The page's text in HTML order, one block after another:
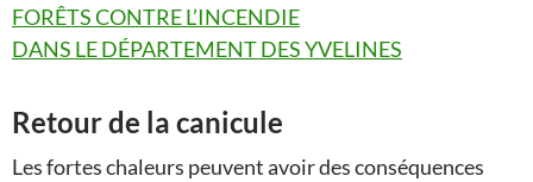
FORÊTS CONTRE L’INCENDIE
DANS LE DÉPARTEMENT DES YVELINES
Retour de la canicule
Les fortes chaleurs peuvent avoir des conséquences